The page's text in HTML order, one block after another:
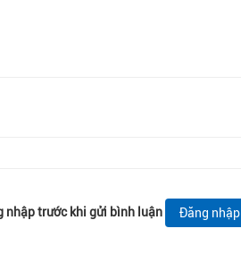
nhập trước khi gửi bình luận Đăng nhập